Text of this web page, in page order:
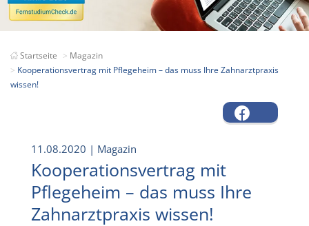
Startseite
Magazin
Kooperationsvertrag mit Pflegeheim – das muss Ihre Zahnarztpraxis
wissen!
11.08.2020 | Magazin
Kooperationsvertrag mit
Pflegeheim – das muss Ihre
Zahnarztpraxis wissen!